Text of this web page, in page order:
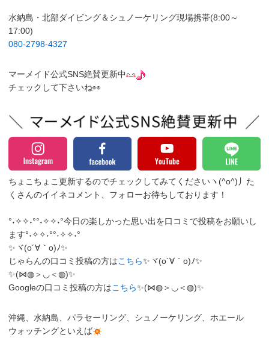
水納島・北部ダイビング＆シュノーケリング現場携帯(8:00～
17:00)
080-2798-4327
マーメイド公式SNS絶賛更新中
チェックして下さいね👀
ちょこちょこ更新するのでチェックしてみてくださいヽ(^o^)丿 た
くさんのイイネコメント、フォローお待ちしております！
°˖✧✧˖°°˖✧✧˖°今日の楽しかった思い出を口コミで投稿をお願いし
ます°˖✧✧˖°°˖✧✧˖°
✨ヾ(o´∀｀o)ﾉ✨
じゃらんの口コミ投稿の方はこちら✨ヾ(o´∀｀o)ﾉ✨
✨(⋈◍＞◡＜◍)✨
Googleの口コミ投稿の方はこちら✨(⋈◍＞◡＜◍)✨
沖縄、水納島、パラセーリング、シュノーケリング、ホエール
ウォッチングといえば